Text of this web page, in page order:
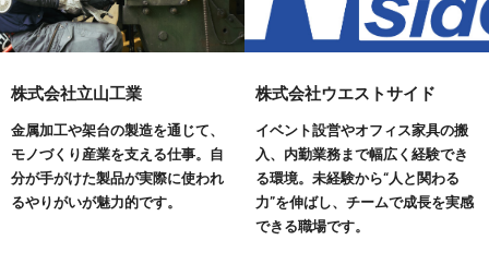
株式会社立山工業
金属加工や架台の製造を通じて、
モノづくり産業を支える仕事。自
分が手がけた製品が実際に使われ
るやりがいが魅力的です。
株式会社ウエストサイド
イベント設営やオフィス家具の搬
入、内勤業務まで幅広く経験でき
る環境。未経験から“人と関わる
力”を伸ばし、チームで成長を実感
できる職場です。